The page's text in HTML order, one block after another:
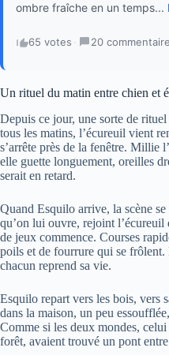
ombre fraîche en un temps...
65 votes · 20
Un rituel du matin entre chien et
Depuis ce jour, une sorte de
tous les matins, l’écureuil vient
s’arrête près de la fenêtre. Millie
elle guette longuement, oreilles
serait en retard.
Quand Esquilo arrive, la scène
qu’on lui ouvre, rejoint l’écureuil
de jeux commence. Courses
poils et de fourrure qui se frôlent.
chacun reprend sa vie.
Esquilo repart vers les bois, vers
dans la maison, un peu
Comme si les deux mondes,
forêt, avaient trouvé un pont